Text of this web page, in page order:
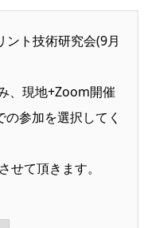
ント技術研究会(9月
、現地+Zoom開催
参加を選択してく
せて頂きます。